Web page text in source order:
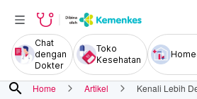
Chat
dengan
Dokter
Toko
Kesehatan
search Home Artikel Kenali Lebih